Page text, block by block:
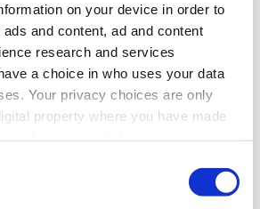
on your device in order to
and content, ad and content
research and services
a choice in who uses your data
Your privacy choices are only
property where you have made
presenterat sin
inriktning för ett starkare
sågas.
(s)